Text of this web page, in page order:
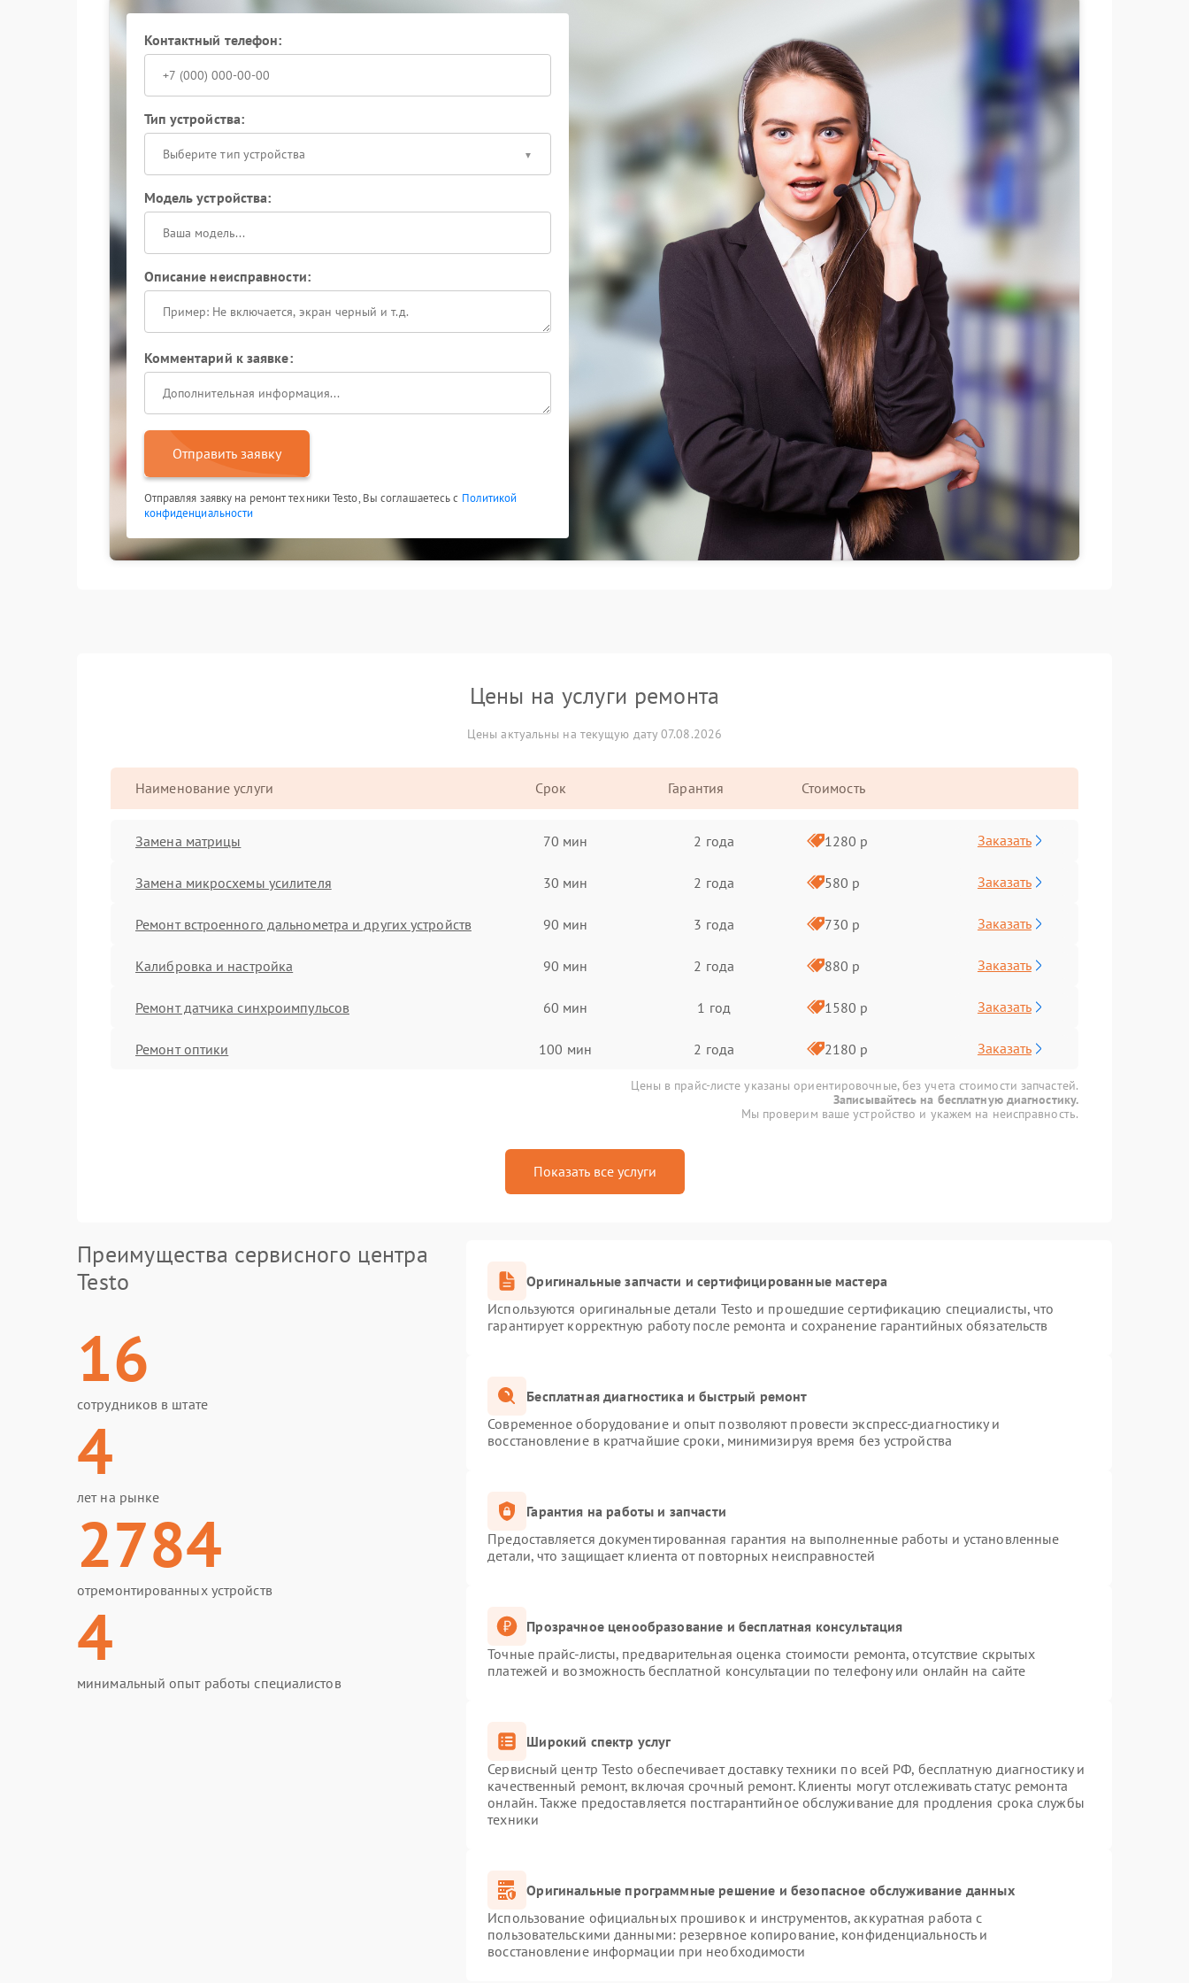
что позволяет вернуть стабильную автономную работу тепловизора и сохранить его рабочие
характеристики.
Контактный телефон:
Тип устройства:
Выберите тип устройства
Модель устройства:
Описание неисправности:
Комментарий к заявке:
Отправить заявку
Отправляя заявку на ремонт техники Testo, Вы соглашаетесь с Политикой
конфиденциальности
Цены на услуги ремонта
Цены актуальны на текущую дату 07.08.2026
Наименование услуги Срок Гарантия Стоимость
Замена матрицы 70 мин 2 года 1280 р Заказать
Замена микросхемы усилителя 30 мин 2 года 580 р Заказать
Ремонт встроенного дальнометра и других устройств 90 мин 3 года 730 р Заказать
Калибровка и настройка 90 мин 2 года 880 р Заказать
Ремонт датчика синхроимпульсов 60 мин 1 год 1580 р Заказать
Ремонт оптики 100 мин 2 года 2180 р Заказать
Цены в прайс-листе указаны ориентировочные, без учета стоимости запчастей.
Записывайтесь на бесплатную диагностику.
Мы проверим ваше устройство и укажем на неисправность.
Показать все услуги
Преимущества сервисного центра
Testo
16
сотрудников в штате
4
лет на рынке
2784
отремонтированных устройств
4
минимальный опыт работы специалистов
Оригинальные запчасти и сертифицированные мастера
Используются оригинальные детали Testo и прошедшие сертификацию специалисты, что
гарантирует корректную работу после ремонта и сохранение гарантийных обязательств
Бесплатная диагностика и быстрый ремонт
Современное оборудование и опыт позволяют провести экспресс-диагностику и
восстановление в кратчайшие сроки, минимизируя время без устройства
Гарантия на работы и запчасти
Предоставляется документированная гарантия на выполненные работы и установленные
детали, что защищает клиента от повторных неисправностей
Прозрачное ценообразование и бесплатная консультация
Точные прайс-листы, предварительная оценка стоимости ремонта, отсутствие скрытых
платежей и возможность бесплатной консультации по телефону или онлайн на сайте
Широкий спектр услуг
Сервисный центр Testo обеспечивает доставку техники по всей РФ, бесплатную диагностику и
качественный ремонт, включая срочный ремонт. Клиенты могут отслеживать статус ремонта
онлайн. Также предоставляется постгарантийное обслуживание для продления срока службы
техники
Оригинальные программные решение и безопасное обслуживание данных
Использование официальных прошивок и инструментов, аккуратная работа с
пользовательскими данными: резервное копирование, конфиденциальность и
восстановление информации при необходимости